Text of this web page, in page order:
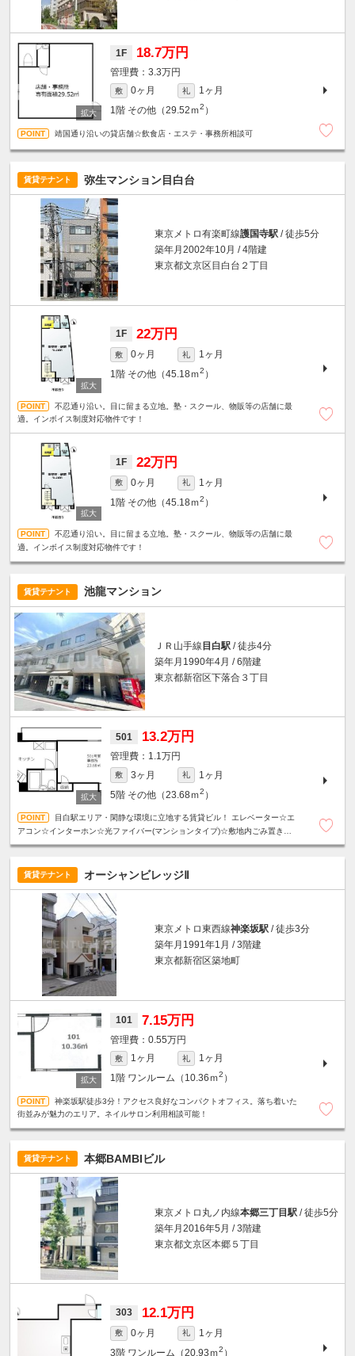
1F 18.7万円
3.3万円
敷 0ヶ月 礼
1ヶ月
1階 その他（29.52ｍ2 ）
靖国通り沿いの貸店舗☆飲食店・エステ・事務所相談可
賃貸テナント 弥生マンション目白台
東京メトロ有楽町線護国寺駅 / 徒歩5分
築年月2002年10月 / 4階建
東京都文京区目白台２丁目
1F 22万円
敷 0ヶ月 礼
1ヶ月
1階 その他（45.18ｍ2 ）
不忍通り沿い。目に留まる立地。塾・スクール、物販等の店舗に最
適。インボイス制度対応物件です！
1F 22万円
敷 0ヶ月 礼
1ヶ月
1階 その他（45.18ｍ2 ）
不忍通り沿い。目に留まる立地。塾・スクール、物販等の店舗に最
適。インボイス制度対応物件です！
賃貸テナント 池龍マンション
ＪＲ山手線 目白駅 / 徒歩4分
築年月1990年4月 / 6階建
東京都新宿区下落合３丁目
501 13.2万円
1.1万円
敷 3ヶ月 礼
1ヶ月
5階 その他（23.68ｍ2 ）
目白駅エリア・閑静な環境に立地する賃貸ビル！ エレベーター☆エ
アコン☆インターホン☆光ファイバー(マンションタイプ)☆敷地内ごみ置き場有
賃貸テナント オーシャンビレッジⅡ
東京メトロ東西線神楽坂駅 / 徒歩3分
築年月1991年1月 / 3階建
東京都新宿区築地町
101 7.15万円
0.55万円
敷 1ヶ月 礼
1ヶ月
1階 ワンルーム（10.36ｍ2 ）
神楽坂駅徒歩3分！アクセス良好なコンパクトオフィス。落ち着いた
街並みが魅力のエリア。ネイルサロン利用相談可能！
賃貸テナント 本郷BAMBIビル
東京メトロ丸ノ内線本郷三丁目駅 / 徒歩5分
築年月2016年5月 / 3階建
東京都文京区本郷５丁目
303 12.1万円
敷 0ヶ月 礼
1ヶ月
3階 ワンルーム（20.93ｍ2 ）